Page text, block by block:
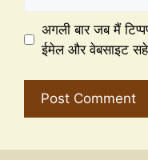
अगली बार जब मैं
ईमेल और वेबसाइट